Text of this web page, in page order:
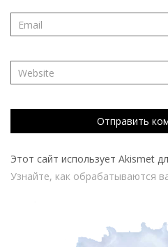
Этот сайт использует Akismet
Узнайте, как обрабатываются